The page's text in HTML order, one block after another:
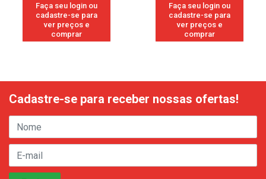
Faça seu login ou
cadastre-se para
ver preços e
comprar
Faça seu login ou
cadastre-se para
ver preços e
comprar
Cadastre-se para receber nossas ofertas!